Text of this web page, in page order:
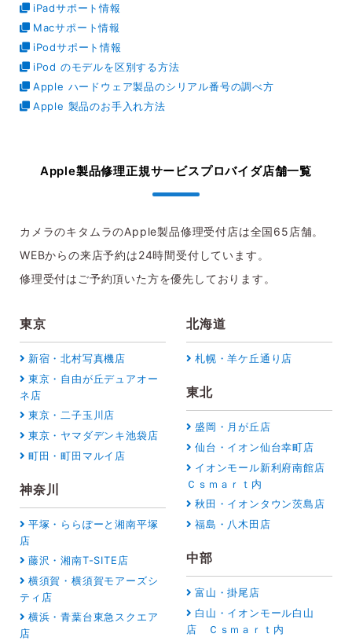
iPadサポート情報
Macサポート情報
iPodサポート情報
iPod のモデルを区別する方法
Apple ハードウェア製品のシリアル番号の調べ方
Apple 製品のお手入れ方法
Apple製品修理正規サービスプロバイダ店舗一覧
カメラのキタムラのApple製品修理受付店は全国65店舗。
WEBからの来店予約は24時間受付しています。
修理受付はご予約頂いた方を優先しております。
東京
新宿・北村写真機店
東京・自由が丘デュアオー
ネ店
東京・二子玉川店
東京・ヤマダデンキ池袋店
町田・町田マルイ店
神奈川
平塚・ららぽーと湘南平塚
店
藤沢・湘南T-SITE店
横須賀・横須賀モアーズシ
ティ店
横浜・青葉台東急スクエア
店
北海道
札幌・羊ケ丘通り店
東北
盛岡・月が丘店
仙台・イオン仙台幸町店
イオンモール新利府南館店
Ｃｓｍａｒｔ内
秋田・イオンタウン茨島店
福島・八木田店
中部
富山・掛尾店
白山・イオンモール白山
店 Ｃｓｍａｒｔ内